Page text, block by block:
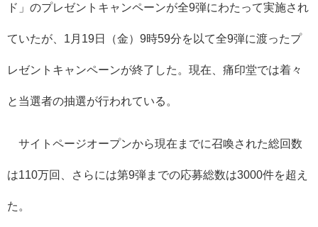
ド」のプレゼントキャンペーンが全9弾にわたって実施され
ていたが、1月19日（金）9時59分を以て全9弾に渡ったプ
レゼントキャンペーンが終了した。現在、痛印堂では着々
と当選者の抽選が行われている。
サイトページオープンから現在までに召喚された総回数
は110万回、さらには第9弾までの応募総数は3000件を超え
た。